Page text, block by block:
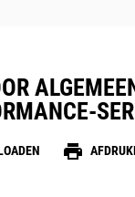
print